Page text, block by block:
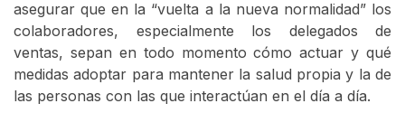
asegurar que en la “vuelta a la nueva normalidad” los
colaboradores, especialmente los delegados de
ventas, sepan en todo momento cómo actuar y qué
medidas adoptar para mantener la salud propia y la de
las personas con las que interactúan en el día a día.